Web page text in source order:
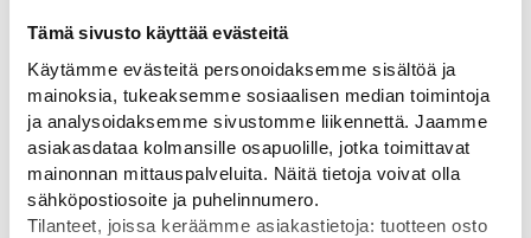
Tämä sivusto käyttää evästeitä
Käytämme evästeitä personoidaksemme sisältöä ja
mainoksia, tukeaksemme sosiaalisen median toimintoja
ja analysoidaksemme sivustomme liikennettä. Jaamme
asiakasdataa kolmansille osapuolille, jotka toimittavat
mainonnan mittauspalveluita. Näitä tietoja voivat olla
sähköpostiosoite ja puhelinnumero.
Tilanteet, joissa keräämme asiakastietoja: tuotteen osto
Tutustu myös